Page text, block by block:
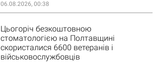
06.08.2026, 00:38
Цьогоріч безкоштовною
стоматологією на Полтавщині
скористалися 6600 ветеранів і
військовослужбовців